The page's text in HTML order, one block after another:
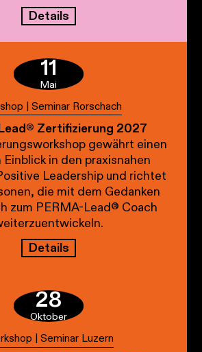
Details
11
Mai
| Seminar Rorschach
Zertifizierung 2027
gewährt einen
in den praxisnahen
Leadership und richtet
die mit dem Gedanken
zum PERMA-Lead® Coach
Details
28
Oktober
| Seminar Luzern